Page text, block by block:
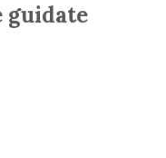
guidate